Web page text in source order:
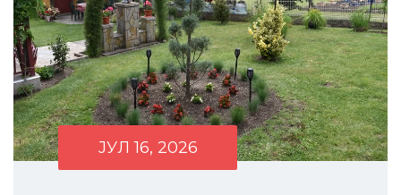
ЈУЛ 16, 2026